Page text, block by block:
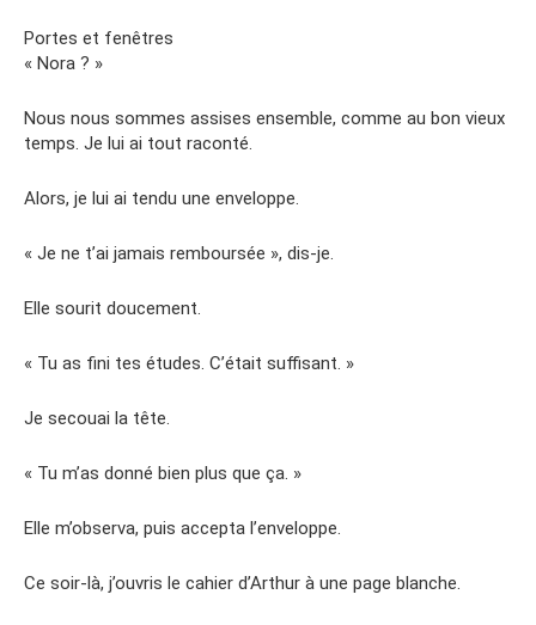
Portes et fenêtres
« Nora ? »
Nous nous sommes assises ensemble, comme au bon vieux
temps. Je lui ai tout raconté.
Alors, je lui ai tendu une enveloppe.
« Je ne t’ai jamais remboursée », dis-je.
Elle sourit doucement.
« Tu as fini tes études. C’était suffisant. »
Je secouai la tête.
« Tu m’as donné bien plus que ça. »
Elle m’observa, puis accepta l’enveloppe.
Ce soir-là, j’ouvris le cahier d’Arthur à une page blanche.